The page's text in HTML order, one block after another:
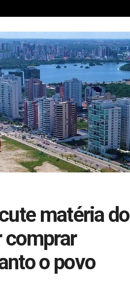
matéria do
comprar
o povo